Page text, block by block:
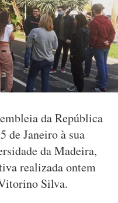
da República
de Janeiro à sua
da Madeira,
realizada ontem
Silva.